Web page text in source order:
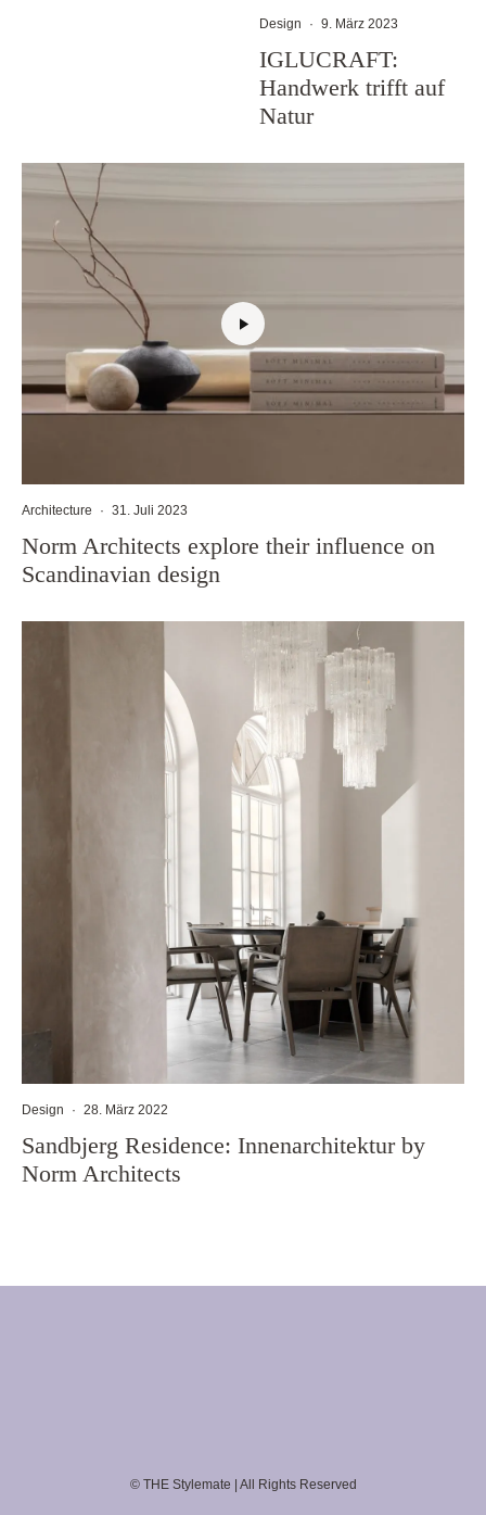
Design · 9. März 2023
IGLUCRAFT:
Handwerk trifft auf
Natur
Architecture · 31. Juli 2023
Norm Architects explore their influence on
Scandinavian design
Design · 28. März 2022
Sandbjerg Residence: Innenarchitektur by
Norm Architects
© THE Stylemate | All Rights Reserved